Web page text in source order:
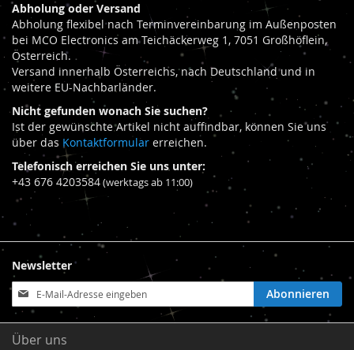
Abholung oder Versand
Abholung flexibel nach Terminvereinbarung im Außenposten
bei MCO Electronics am Teichäckerweg 1, 7051 Großhöflein,
Österreich.
Versand innerhalb Österreichs, nach Deutschland und in
weitere EU-Nachbarländer.
Nicht gefunden wonach Sie suchen?
Ist der gewünschte Artikel nicht auffindbar, können Sie uns
über das Kontaktformular erreichen.
Telefonisch erreichen Sie uns unter:
+43 676 4203584(werktags ab 11:00)
Newsletter
Anmeldung
zum
Newsletter:
Abonnieren
Über uns